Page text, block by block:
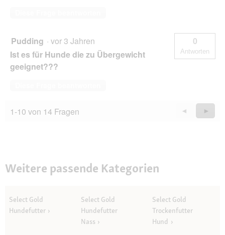
Pudding · vor 3 Jahren
Ist es für Hunde die zu Übergewicht
geeignet???
0
Antworten
1-10 von 14 Fragen
Zurück
Questions
◄
Weiter
►
Weitere passende Kategorien
Select Gold
Hundefutter
Select Gold
Hundefutter
Nass
Select Gold
Trockenfutter
Hund